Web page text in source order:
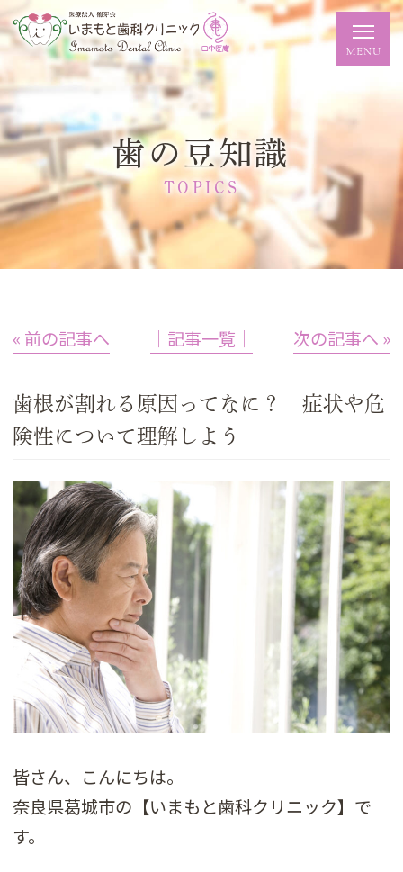
歯の豆知識
TOPICS
« 前の記事へ │記事一覧│ 次の記事へ »
歯根が割れる原因ってなに？ 症状や危
険性について理解しよう
皆さん、こんにちは。
奈良県葛城市の【いまもと歯科クリニック】で
す。